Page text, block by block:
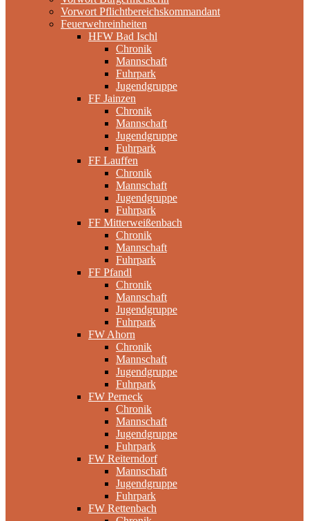
Vorwort Pflichtbereichskommandant
Feuerwehreinheiten
HFW Bad Ischl
Chronik
Mannschaft
Fuhrpark
Jugendgruppe
FF Jainzen
Chronik
Mannschaft
Jugendgruppe
Fuhrpark
FF Lauffen
Chronik
Mannschaft
Jugendgruppe
Fuhrpark
FF Mitterweißenbach
Chronik
Mannschaft
Fuhrpark
FF Pfandl
Chronik
Mannschaft
Jugendgruppe
Fuhrpark
FW Ahorn
Chronik
Mannschaft
Jugendgruppe
Fuhrpark
FW Perneck
Chronik
Mannschaft
Jugendgruppe
Fuhrpark
FW Reiterndorf
Mannschaft
Jugendgruppe
Fuhrpark
FW Rettenbach